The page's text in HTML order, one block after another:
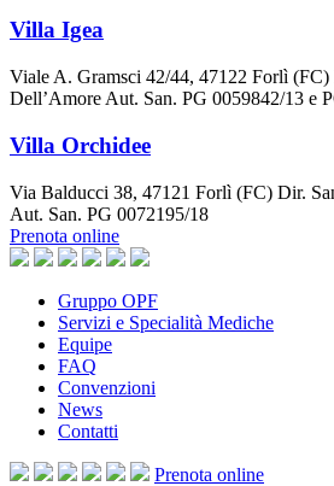
Villa Igea
Viale A. Gramsci 42/44, 47122 Forlì
Dell’Amore Aut. San. PG 0059842/13 e
Villa Orchidee
Via Balducci 38, 47121 Forlì (FC) Dir.
Aut. San. PG 0072195/18
Prenota online
Gruppo OPF
Servizi e Specialità Mediche
Equipe
FAQ
Convenzioni
News
Contatti
Prenota online